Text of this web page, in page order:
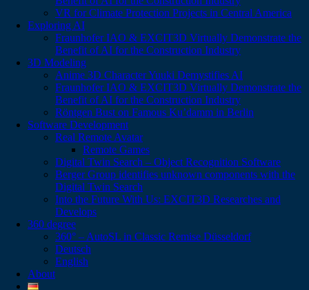
VR for Climate Protection Projects in Central America
Exploring AI
Fraunhofer IAO & EXCIT3D Virtually Demonstrate the
Benefit of AI for the Construction Industry
3D Modeling
Anime 3D Character Yuuki Demystifies AI
Fraunhofer IAO & EXCIT3D Virtually Demonstrate the
Benefit of AI for the Construction Industry
Röntgen Bust on Famous Ku’damm in Berlin
Software Development
Real Remote Avatar
Remote Games
Digital Twin Search – Object Recognition Software
Berger Group identifies unknown components with the
Digital Twin Search
Into the Future With Us: EXCIT3D Researches and
Develops
360 degree
360° – AutoSL in Classic Remise Düsseldorf
Deutsch
English
About